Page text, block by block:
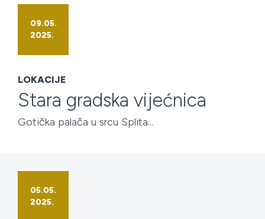
09.05.
2025.
LOKACIJE
Stara gradska vijećnica
Gotička palača u srcu Splita...
05.05.
2025.